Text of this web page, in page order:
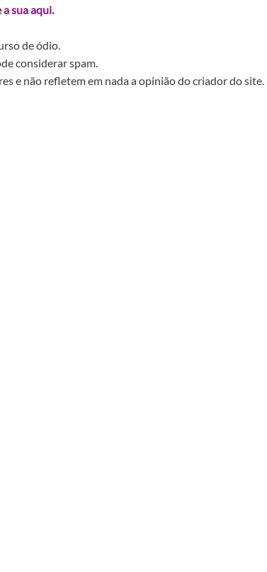
a sua aqui.
de ódio.
considerar spam.
e não refletem em nada a opinião do criador do site.